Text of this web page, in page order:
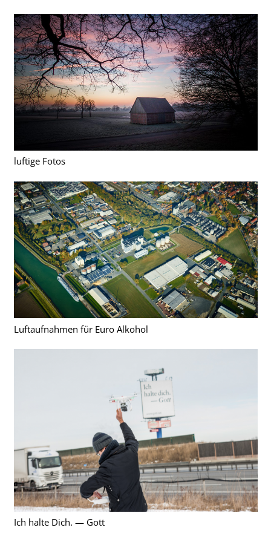
luftige Fotos
Luftaufnahmen für Euro Alkohol
Ich halte Dich. — Gott